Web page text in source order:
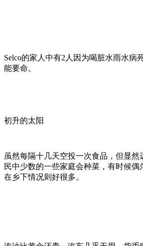
Selco的家人中有2人因为喝脏水雨水病
能要命。
初升的太阳
虽然每隔十几天空投一次食品，但显
民中少数的一些家庭会种菜，有时候偶
在乡下情况则好很多。